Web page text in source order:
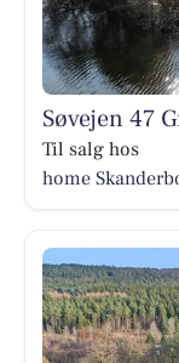
Søvejen 47
Til salg hos
home